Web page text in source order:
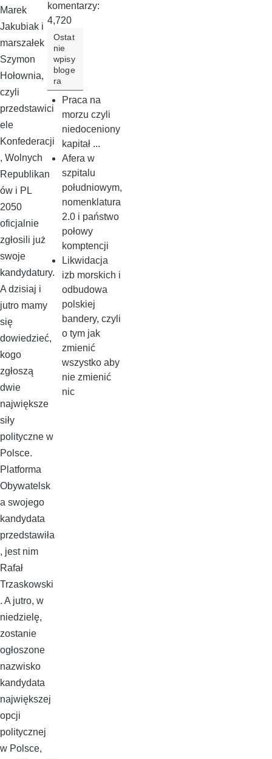
Marek
Jakubiak i
marszałek
Szymon
Hołownia,
czyli
przedstawici
ele
Konfederacji
, Wolnych
Republikan
ów i PL
2050
oficjalnie
zgłosili już
swoje
kandydatury.
A dzisiaj i
jutro mamy
się
dowiedzieć,
kogo
zgłoszą
dwie
największe
siły
polityczne w
Polsce.
Platforma
Obywatelsk
a swojego
kandydata
przedstawiła
, jest nim
Rafał
Trzaskowski
. A jutro, w
niedzielę,
zostanie
ogłoszone
nazwisko
kandydata
największej
opcji
politycznej
w Polsce,
komentarzy:
4,720
Ostat
nie
wpisy
bloge
ra
Praca na
morzu czyli
niedoceniony
kapitał ...
Afera w
szpitalu
południowym,
nomenklatura
2.0 i państwo
połowy
komptencji
Likwidacja
izb morskich i
odbudowa
polskiej
bandery, czyli
o tym jak
zmienić
wszystko aby
nie zmienić
nic